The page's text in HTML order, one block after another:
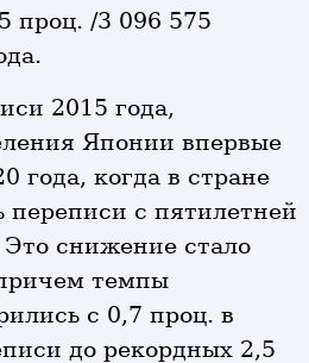
проц. /3 096 575
2015 года,
Японии впервые
года, когда в стране
переписи с пятилетней
снижение стало
темпы
с 0,7 проц. в
до рекордных 2,5